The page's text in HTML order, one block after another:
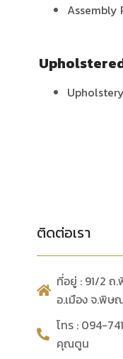
Assembly
ติดต่อเรา
ที่อยู่ : 91/2 ถ
อ.เมือง จ.พิ
โทร : 094-
คุณตูน